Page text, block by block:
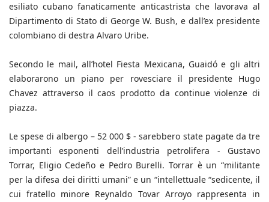
esiliato cubano fanaticamente anticastrista che lavorava al
Dipartimento di Stato di George W. Bush, e dall’ex presidente
colombiano di destra Alvaro Uribe.
Secondo le mail, all’hotel Fiesta Mexicana, Guaidó e gli altri
elaborarono un piano per rovesciare il presidente Hugo
Chavez attraverso il caos prodotto da continue violenze di
piazza.
Le spese di albergo – 52 000 $ - sarebbero state pagate da tre
importanti esponenti dell’industria petrolifera - Gustavo
Torrar, Eligio Cedeño e Pedro Burelli. Torrar è un “militante
per la difesa dei diritti umani” e un “intellettuale “sedicente, il
cui fratello minore Reynaldo Tovar Arroyo rappresenta in